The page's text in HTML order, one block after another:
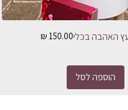
האהבה בכלימחיר
הוספה לסל